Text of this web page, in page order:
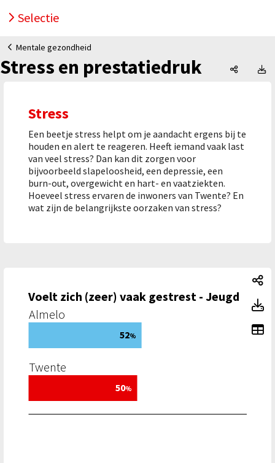
Selectie
Mentale gezondheid
Stress en prestatiedruk Stress
Stress
Een beetje stress helpt om je aandacht ergens bij te
houden en alert te reageren. Heeft iemand vaak last
van veel stress? Dan kan dit zorgen voor
bijvoorbeeld slapeloosheid, een depressie, een
burn-out, overgewicht en hart- en vaatziekten.
Hoeveel stress ervaren de inwoners van Twente? En
wat zijn de belangrijkste oorzaken van stress?
Voelt zich (zeer) vaak gestrest - Jeugd
Twente
Almelo
50%
52%